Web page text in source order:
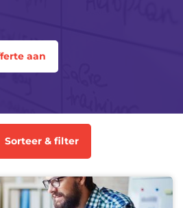
aan
Sorteer & filter